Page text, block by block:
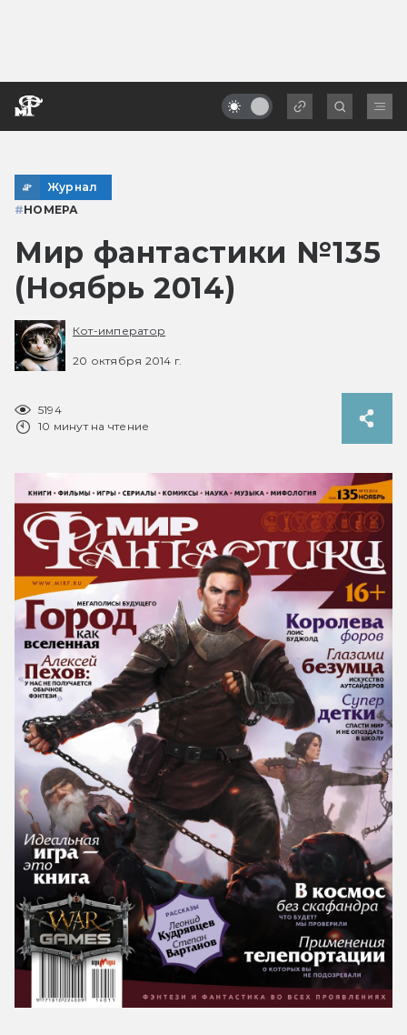
Журнал
#НОМЕРА
Мир фантастики №135
(Ноябрь 2014)
Кот-император
20 октября 2014 г.
5194
10 минут на чтение